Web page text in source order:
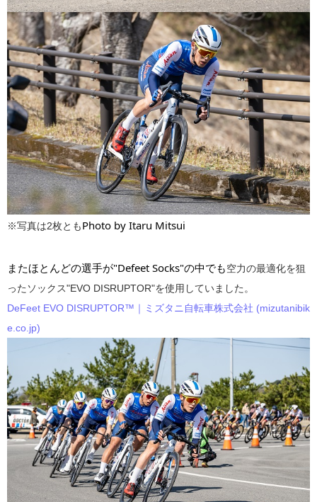
※写真は2枚ともPhoto by Itaru Mitsui
またほとんどの選手が"Defeet Socks"の中でも空力の最適化を狙
ったソックス"EVO DISRUPTOR"を使用していました。
DeFeet EVO DISRUPTOR™｜ミズタニ自転車株式会社 (mizutanibik
e.co.jp)